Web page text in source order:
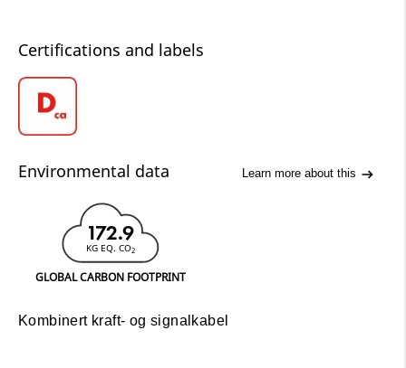
Certifications and labels
Environmental data Learn more about this
172.9
KG EQ. CO2
GLOBAL CARBON FOOTPRINT
Kombinert kraft- og signalkabel